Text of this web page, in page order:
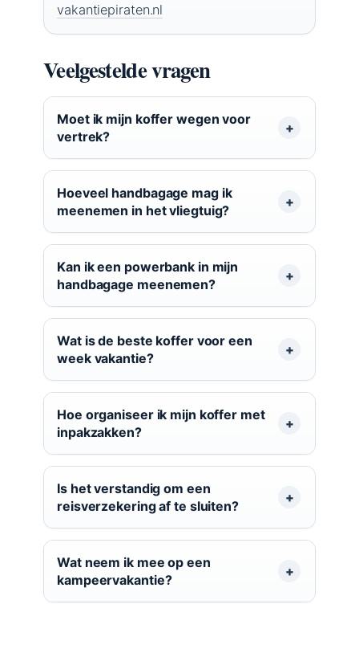
vakantiepiraten.nl
Veelgestelde vragen
Moet ik mijn koffer wegen voor
vertrek?
Hoeveel handbagage mag ik
meenemen in het vliegtuig?
Kan ik een powerbank in mijn
handbagage meenemen?
Wat is de beste koffer voor een
week vakantie?
Hoe organiseer ik mijn koffer met
inpakzakken?
Is het verstandig om een
reisverzekering af te sluiten?
Wat neem ik mee op een
kampeervakantie?